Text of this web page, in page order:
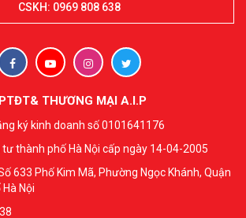
CSKH: 0969 808 638
THƯƠNG MẠI A.I.P
ký kinh doanh số 0101641176
tư thành phố Hà Nội cấp ngày 14-04-2005
633 Phố Kim Mã, Phường Ngọc Khánh, Quận
Nội